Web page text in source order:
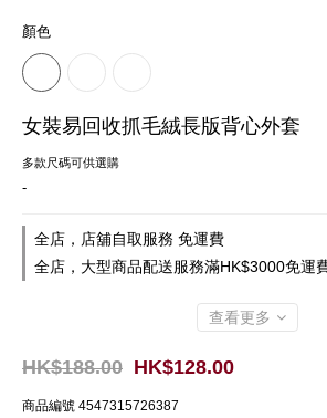
顏色
女裝易回收抓毛絨長版背心外套
多款尺碼可供選購
-
全店，店舖自取服務 免運費
全店，大型商品配送服務滿HK$3000免運
查看更多
HK$128.00
HK$188.00
商品編號 4547315726387